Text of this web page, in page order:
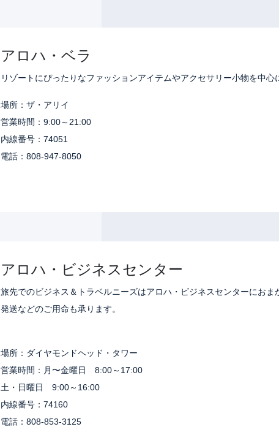
アロハ・ベラ
リゾートにぴったりなファッションアイテムやアクセサリー小物を中心
場所：ザ・アリイ
営業時間：9:00～21:00
内線番号：74051
電話：808-947-8050
アロハ・ビジネスセンター
旅先でのビジネス＆トラベルニーズはアロハ・ビジネスセンターにおま
発送などのご用命も承ります。
場所：ダイヤモンドヘッド・タワー
営業時間：月〜金曜日 8:00～17:00
土・日曜日 9:00～16:00
内線番号：74160
電話：808-853-3125